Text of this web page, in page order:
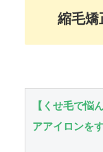
縮毛矯
【くせ毛で悩
アアイロンを